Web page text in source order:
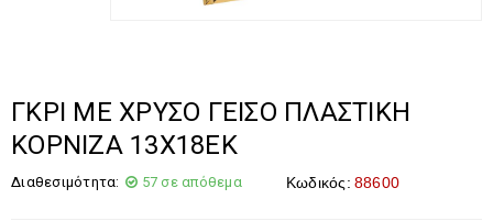
ΓΚΡΙ ΜΕ ΧΡΥΣΟ ΓΕΙΣΟ ΠΛΑΣΤΙΚΗ
ΚΟΡΝΙΖΑ 13Χ18ΕΚ
Διαθεσιμότητα: 57 σε απόθεμα Κωδικός: 88600